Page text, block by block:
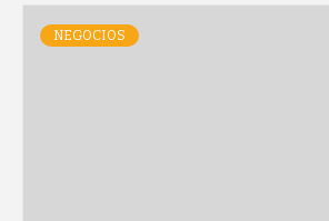
NEGOCIOS